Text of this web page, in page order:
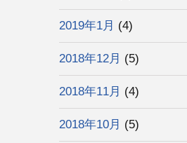
2019年1月 (4)
2018年12月 (5)
2018年11月 (4)
2018年10月 (5)